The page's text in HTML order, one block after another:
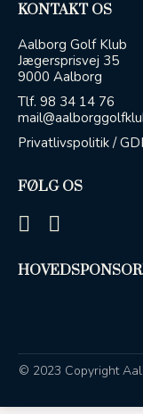
KONTAKT OS
Aalborg Golf Klub
Jægersprisvej 35
9000 Aalborg
Tlf. 98 34 14 76
Privatlivspolitik /
FØLG OS
© 2023 Copyright